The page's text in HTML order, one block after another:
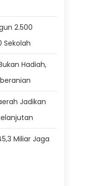
2.500
Sekolah
Hadiah,
Jadikan
Miliar Jaga